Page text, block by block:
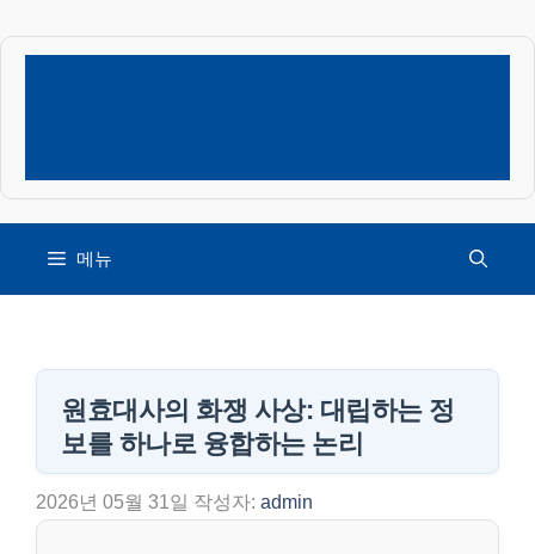
컨
너
뛰
메뉴
원효대사의 화쟁 사상: 대립하는 정
보를 하나로 융합하는 논리
2026년 05월 31일 작성자: admin